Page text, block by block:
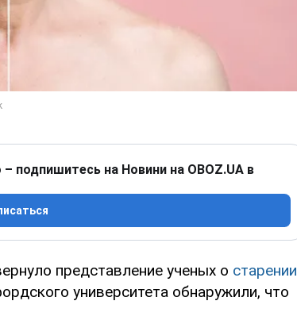
подпишитесь на Новини на OBOZ.UA в
представление ученых о старении
университета обнаружили, что